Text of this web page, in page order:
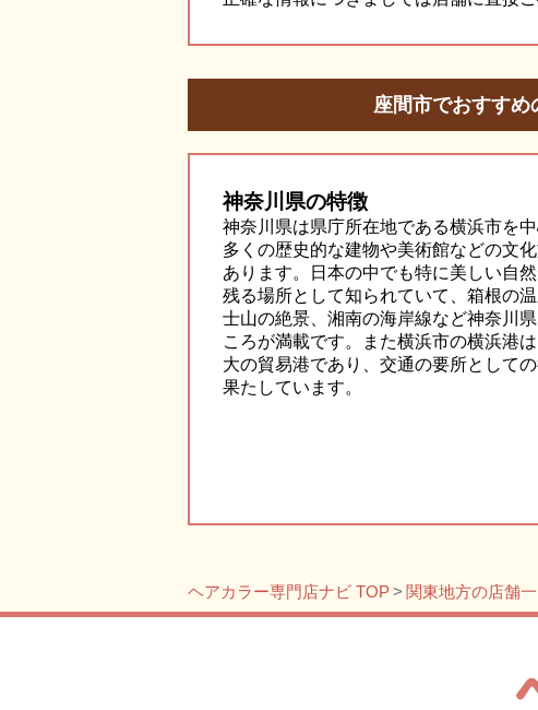
座間市でおすすめ
神奈川県の特徴
神奈川県は県庁所在地である横浜市を中
多くの歴史的な建物や美術館などの文
あります。日本の中でも特に美しい自然
残る場所として知られていて、箱根の
士山の絶景、湘南の海岸線など神奈川
ころが満載です。また横浜市の横浜港
大の貿易港であり、交通の要所として
果たしています。
ヘアカラー専門店ナビ TOP 関東地方の店舗